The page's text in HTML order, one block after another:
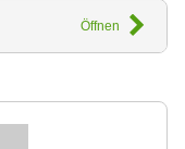
Öffnen